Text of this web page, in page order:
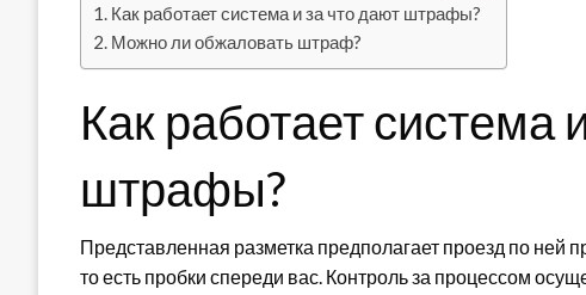
Как работает система и за что дают штрафы?
Можно ли обжаловать штраф?
Как работает система
штрафы?
Представленная разметка предполагает проезд по ней
то есть пробки спереди вас. Контроль за процессом